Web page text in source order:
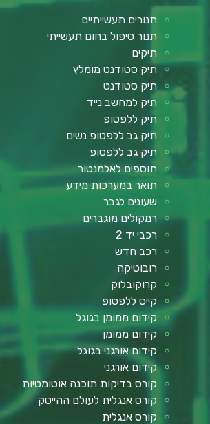
תנורים תעשייתיים
תנור טיפול בחום תעשייתי
תיקים
תיק סטודנט מומלץ
תיק סטודנט
תיק למחשב נייד
תיק ללפטופ
תיק גב ללפטופ נשים
תיק גב ללפטופ
תוספים לאלמנטור
תואר במערכות מידע
שעונים לגבר
רמקולים מוגברים
רכבי יד 2
רכב חדש
רובוטיקה
קרוקובלוק
קייס ללפטופ
קידום ממומן בגוגל
קידום ממומן
קידום אורגני בגוגל
קידום אורגני
קורס בדיקות תוכנה אוטומטיות
קורס אנגלית לעולם ההייטק
קורס אנגלית